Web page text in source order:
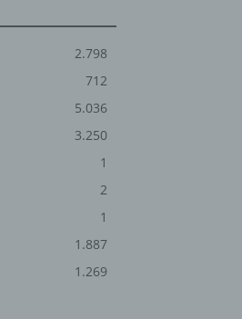
2.798
712
5.036
3.250
1
2
1
1.887
1.269